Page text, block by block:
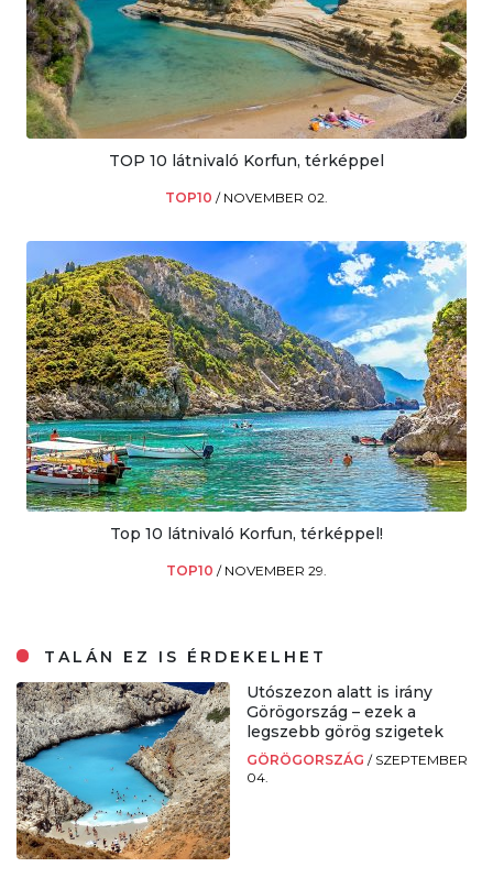
TOP 10 látnivaló Korfun, térképpel
TOP10 / NOVEMBER 02.
Top 10 látnivaló Korfun, térképpel!
TOP10 / NOVEMBER 29.
TALÁN EZ IS ÉRDEKELHET
Utószezon alatt is irány
Görögország – ezek a
legszebb görög szigetek
GÖRÖGORSZÁG / SZEPTEMBER
04.